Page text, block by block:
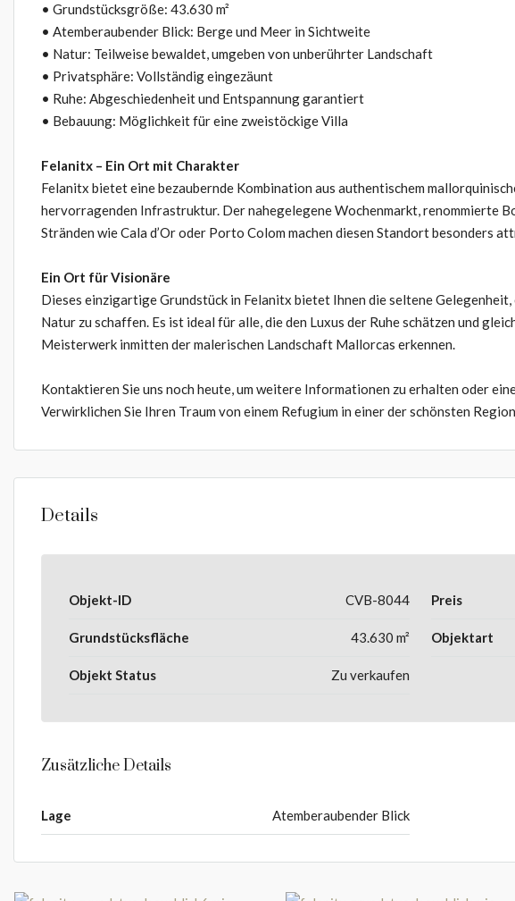
• Grundstücksgröße: 43.630 m²
• Atemberaubender Blick: Berge und Meer in Sichtweite
• Natur: Teilweise bewaldet, umgeben von unberührter Landschaft
• Privatsphäre: Vollständig eingezäunt
• Ruhe: Abgeschiedenheit und Entspannung garantiert
• Bebauung: Möglichkeit für eine zweistöckige Villa
Felanitx – Ein Ort mit Charakter
Felanitx bietet eine bezaubernde Kombination aus authentischem
hervorragenden Infrastruktur. Der nahegelegene Wochenmarkt, renommierte
Stränden wie Cala d’Or oder Porto Colom machen diesen Standort besonders
Ein Ort für Visionäre
Dieses einzigartige Grundstück in Felanitx bietet Ihnen die seltene
Natur zu schaffen. Es ist ideal für alle, die den Luxus der Ruhe schätzen und
Meisterwerk inmitten der malerischen Landschaft Mallorcas erkennen.
Kontaktieren Sie uns noch heute, um weitere Informationen zu erhalten oder
Verwirklichen Sie Ihren Traum von einem Refugium in einer der schönsten
Details
Objekt-ID CVB-8044 Preis
Grundstücksfläche 43.630 m² Objektart
Objekt Status Zu verkaufen
Zusätzliche Details
Lage Atemberaubender Blick